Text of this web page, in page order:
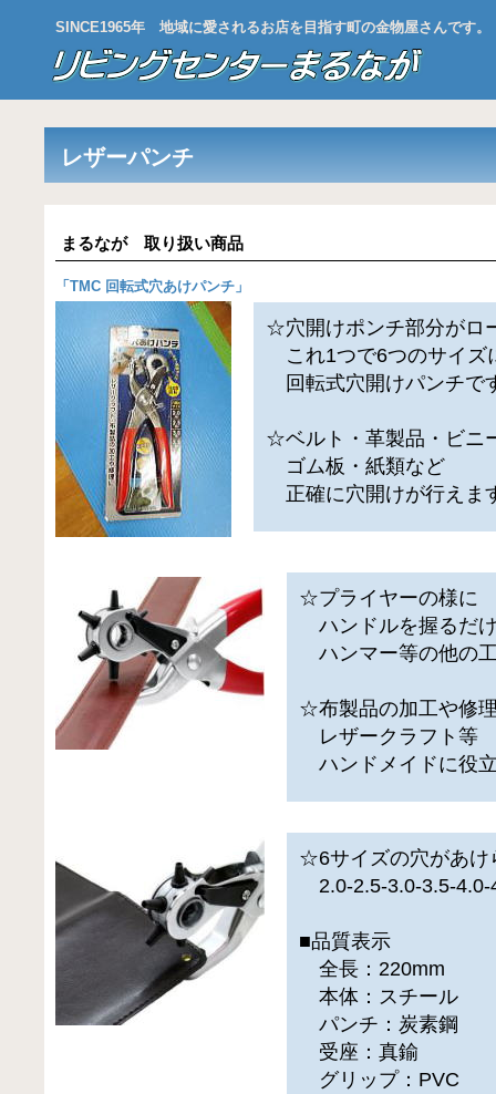
SINCE1965年 地域に愛されるお店を目指す町の金物屋さんです。
レザーパンチ
まるなが 取り扱い商品
「 TMC 回転式穴あけパンチ 」
☆穴開けポンチ部分がロ
これ1つで6つのサイズ
回転式穴開けパンチで
☆ベルト・革製品・ビニ
ゴム板・紙類など
正確に穴開けが行えま
☆プライヤーの様に
ハンドルを握るだ
ハンマー等の他の
☆布製品の加工や修
レザークラフト等
ハンドメイドに役
☆6サイズの穴があけ
2.0-2.5-3.0-3.5-4.0-
■品質表示
全長：220mm
本体：スチール
パンチ：炭素鋼
受座：真鍮
グリップ：PVC